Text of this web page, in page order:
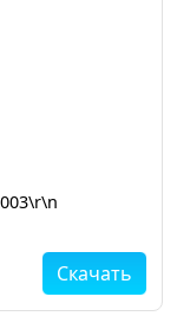
Скачать